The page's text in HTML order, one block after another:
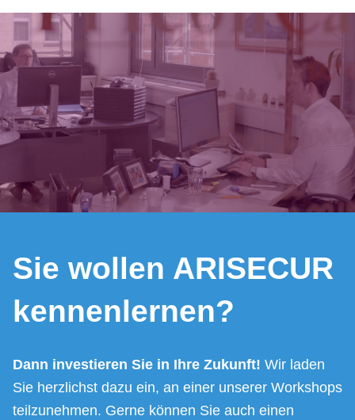
Sie wollen ARISECUR
kennenlernen?
Dann investieren Sie in Ihre Zukunft! Wir laden
Sie herzlichst dazu ein, an einer unserer Workshops
teilzunehmen. Gerne können Sie auch einen